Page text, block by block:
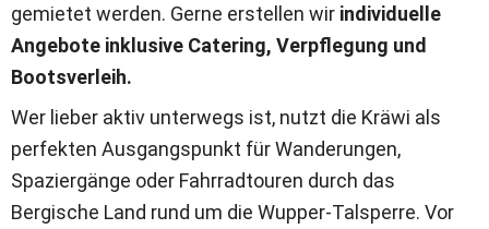
gemietet werden. Gerne erstellen wir individuelle
Angebote inklusive Catering, Verpflegung und
Bootsverleih.
Wer lieber aktiv unterwegs ist, nutzt die Kräwi als
perfekten Ausgangspunkt für Wanderungen,
Spaziergänge oder Fahrradtouren durch das
Bergische Land rund um die Wupper-Talsperre. Vor